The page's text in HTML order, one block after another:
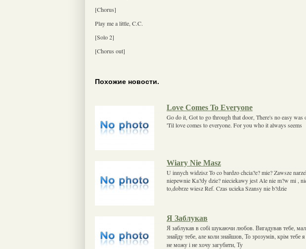
[Chorus]
Play me a little, C.C.
[Solo 2]
[Chorus out]
Похожие новости.
Love Comes To Everyone
Go do it, Got to go through that door, There's no easy
'Til love comes to everyone. For you who it always seems
Wiary Nie Masz
U innych widzisz To co bardzo chcia?e? mie? Zawsze
niepewnie Ka?dy dzie? nieciekawy jest Ale nie m?w mi ,
to,dobrze wiesz Ref. Czas ucieka Szansy nie b?dzie
Я Заблукав
Я заблукав в собі шукаючи любов. Вигадував тебе,
знайду тебе, але коли знайшов, То зрозумів, крім
не можу і не хочу загубити, Ту